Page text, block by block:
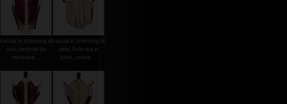
casula in shantung di
seta (articolo da
riordinare ...
casula in shantung di
seta, foderata in
lurex, colore ...